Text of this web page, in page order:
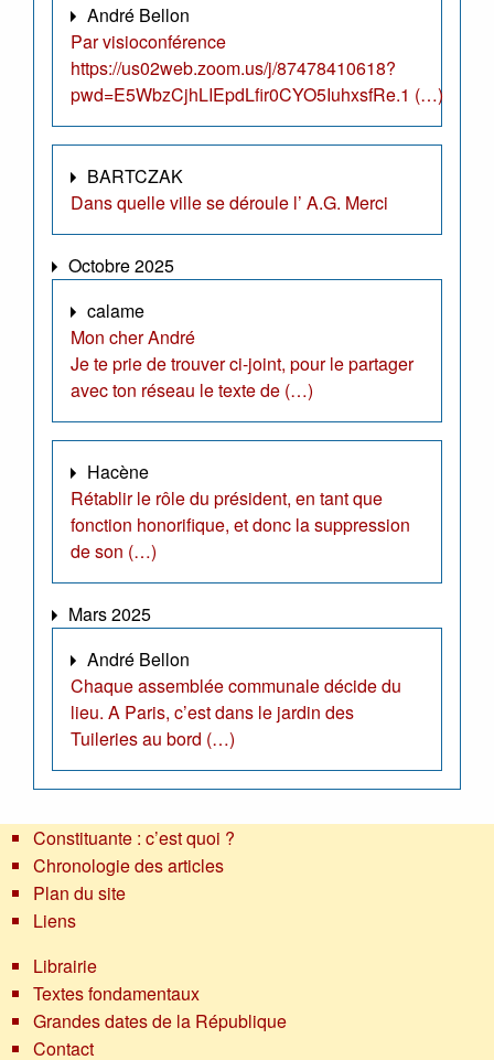
André Bellon
Par visioconférence
https://us02web.zoom.us/j/87478410618?
pwd=E5WbzCjhLIEpdLfir0CYO5IuhxsfRe.1 (…)
BARTCZAK
Dans quelle ville se déroule l’ A.G. Merci
Octobre 2025
calame
Mon cher André
Je te prie de trouver ci-joint, pour le partager
avec ton réseau le texte de (…)
Hacène
Rétablir le rôle du président, en tant que
fonction honorifique, et donc la suppression
de son (…)
Mars 2025
André Bellon
Chaque assemblée communale décide du
lieu. A Paris, c’est dans le jardin des
Tuileries au bord (…)
Constituante : c’est quoi ?
Chronologie des articles
Plan du site
Liens
Librairie
Textes fondamentaux
Grandes dates de la République
Contact